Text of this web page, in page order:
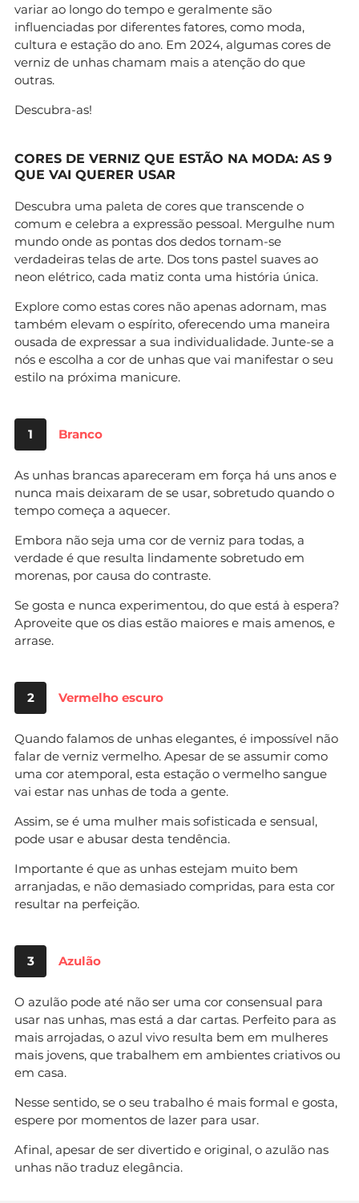
variar ao longo do tempo e geralmente são
influenciadas por diferentes fatores, como moda,
cultura e estação do ano. Em 2024, algumas cores de
verniz de unhas chamam mais a atenção do que
outras.
Descubra-as!
CORES DE VERNIZ QUE ESTÃO NA MODA: AS 9
QUE VAI QUERER USAR
Descubra uma paleta de cores que transcende o
comum e celebra a expressão pessoal. Mergulhe num
mundo onde as pontas dos dedos tornam-se
verdadeiras telas de arte. Dos tons pastel suaves ao
neon elétrico, cada matiz conta uma história única.
Explore como estas cores não apenas adornam, mas
também elevam o espírito, oferecendo uma maneira
ousada de expressar a sua individualidade. Junte-se a
nós e escolha a cor de unhas que vai manifestar o seu
estilo na próxima manicure.
1 Branco
As unhas brancas apareceram em força há uns anos e
nunca mais deixaram de se usar, sobretudo quando o
tempo começa a aquecer.
Embora não seja uma cor de verniz para todas, a
verdade é que resulta lindamente sobretudo em
morenas, por causa do contraste.
Se gosta e nunca experimentou, do que está à espera?
Aproveite que os dias estão maiores e mais amenos, e
arrase.
2 Vermelho escuro
Quando falamos de unhas elegantes, é impossível não
falar de verniz vermelho. Apesar de se assumir como
uma cor atemporal, esta estação o vermelho sangue
vai estar nas unhas de toda a gente.
Assim, se é uma mulher mais sofisticada e sensual,
pode usar e abusar desta tendência.
Importante é que as unhas estejam muito bem
arranjadas, e não demasiado compridas, para esta cor
resultar na perfeição.
3 Azulão
O azulão pode até não ser uma cor consensual para
usar nas unhas, mas está a dar cartas. Perfeito para as
mais arrojadas, o azul vivo resulta bem em mulheres
mais jovens, que trabalhem em ambientes criativos ou
em casa.
Nesse sentido, se o seu trabalho é mais formal e gosta,
espere por momentos de lazer para usar.
Afinal, apesar de ser divertido e original, o azulão nas
unhas não traduz elegância.